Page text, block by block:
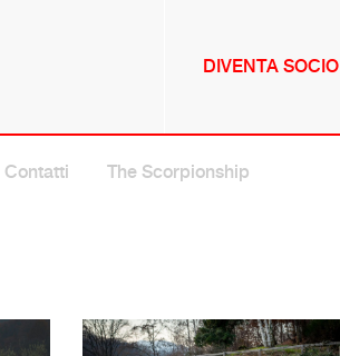
DIVENTA SOCIO
Contatti The Scorpionship